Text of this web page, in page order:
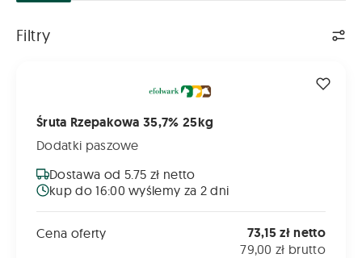
Filtry
Śruta Rzepakowa 35,7% 25kg
Dodatki paszowe
Dostawa od 5.75 zł netto
kup do 16:00 wyślemy za 2 dni
Cena oferty 73,15 zł netto
79,00 zł brutto